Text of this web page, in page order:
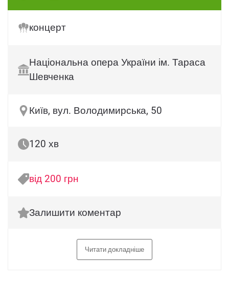
концерт
Національна опера України ім. Тараса
Шевченка
Київ, вул. Володимирська, 50
120 хв
від 200 грн
Залишити коментар
Читати докладніше